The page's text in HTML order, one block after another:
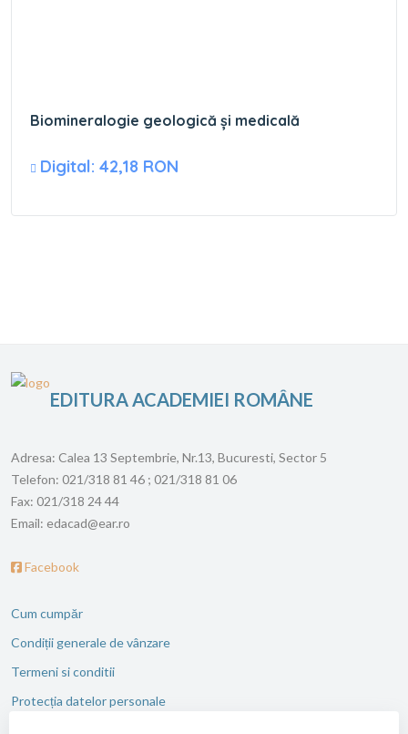
Biomineralogie geologică și medicală
Digital: 42,18 RON
EDITURA ACADEMIEI ROMÂNE
Adresa: Calea 13 Septembrie, Nr.13, Bucuresti, Sector 5
Telefon: 021/318 81 46 ; 021/318 81 06
Fax: 021/318 24 44
Email: edacad@ear.ro
Facebook
Cum cumpăr
Condiții generale de vânzare
Termeni si conditii
Protecția datelor personale